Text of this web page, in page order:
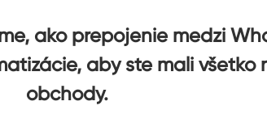
ako prepojenie medzi
aby ste mali všetko
obchody.